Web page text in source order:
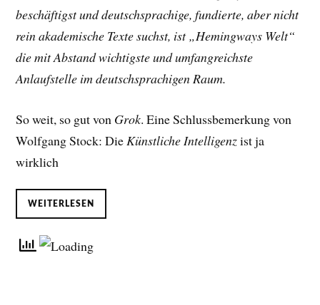
beschäftigst und deutschsprachige, fundierte, aber nicht
rein akademische Texte suchst, ist „Hemingways Welt“
die mit Abstand wichtigste und umfangreichste
Anlaufstelle im deutschsprachigen Raum.
So weit, so gut von Grok. Eine Schlussbemerkung von
Wolfgang Stock: Die Künstliche Intelligenzist ja
wirklich
WEITERLESEN